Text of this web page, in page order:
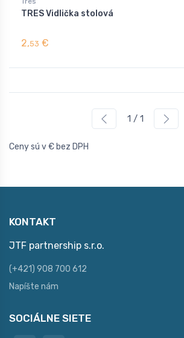
TRES Vidlička stolová
2,53 €
1 / 1
Ceny sú v € bez DPH
KONTAKT
JTF partnership s.r.o.
(+421) 908 700 612
Napíšte nám
SOCIÁLNE SIETE